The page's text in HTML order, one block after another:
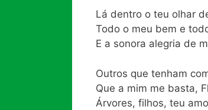
Lá dentro o teu olhar
Todo o meu bem e
E a sonora alegria de
Outros que tenham
Que a mim me basta,
Árvores, filhos, teu